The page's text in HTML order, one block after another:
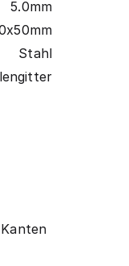
5.0mm
Stahl